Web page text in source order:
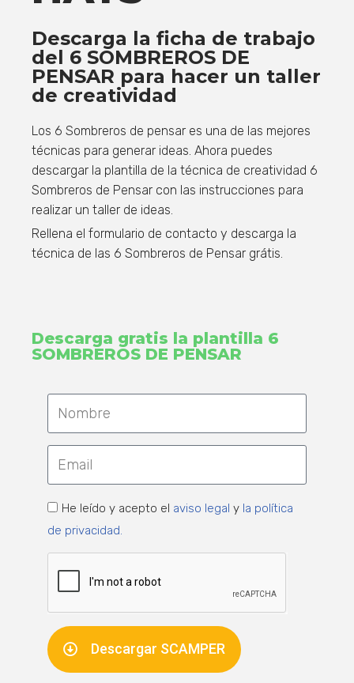
Descarga la ficha de trabajo
del 6 SOMBREROS DE
PENSAR para hacer un taller
de creatividad
Los 6 Sombreros de pensar es una de las mejores
técnicas para generar ideas. Ahora puedes
descargar la plantilla de la técnica de creatividad 6
Sombreros de Pensar con las instrucciones para
realizar un taller de ideas.
Rellena el formulario de contacto y descarga la
técnica de las 6 Sombreros de Pensar grátis.
Descarga gratis la plantilla 6
SOMBREROS DE PENSAR
He leído y acepto el aviso legal y la política
de privacidad.
Descargar SCAMPER